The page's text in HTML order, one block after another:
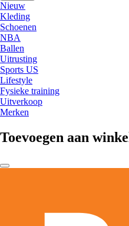
Nieuw
Kleding
Schoenen
NBA
Ballen
Uitrusting
Sports US
Lifestyle
Fysieke training
Uitverkoop
Merken
Toevoegen aan